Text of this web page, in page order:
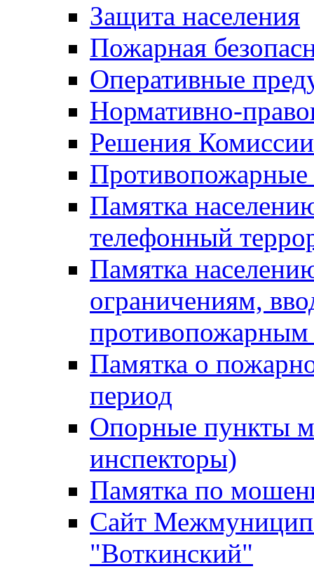
Защита населения
Пожарная
Оперативные
Нормативно-
Решения
Противопожарные
Памятка
телефонный
Памятка
ограничениям,
Памятка о
период
Опорные пункты
инспекторы)
Памятка по
Сайт
"Воткинский"